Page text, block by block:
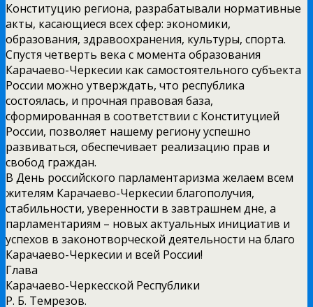
Конституцию региона, разрабатывали нормативные
акты, касающиеся всех сфер: экономики,
образования, здравоохранения, культуры, спорта.
Спустя четверть века с момента образования
Карачаево-Черкесии как самостоятельного субъекта
России можно утверждать, что республика
состоялась, и прочная правовая база,
сформированная в соответствии с Конституцией
России, позволяет нашему региону успешно
развиваться, обеспечивает реализацию прав и
свобод граждан.
В День российского парламентаризма желаем всем
жителям Карачаево-Черкесии благополучия,
стабильности, уверенности в завтрашнем дне, а
парламентариям – новых актуальных инициатив и
успехов в законотворческой деятельности на благо
Карачаево-Черкесии и всей России!
Глава
Карачаево-Черкесской Республики
Р. Б. Темрезов.